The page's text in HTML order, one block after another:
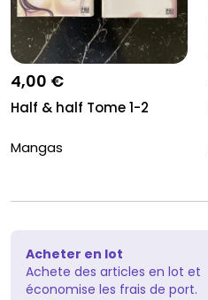
4,00 €
Half & half Tome 1-2
Mangas
Acheter en lot
Achete des articles en lot et
économise les frais de port.